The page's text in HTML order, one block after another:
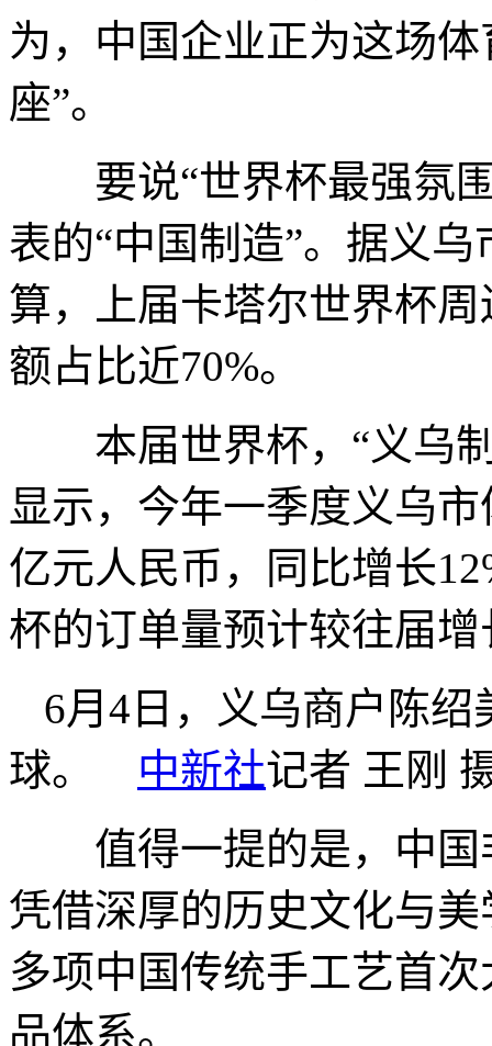
为，中国企业正为这场
座”。
要说“世界杯最强氛围
表的“中国制造”。据义
算，上届卡塔尔世界杯
额占比近70%。
本届世界杯，“义乌制
显示，今年一季度义乌
亿元人民币，同比增长
杯的订单量预计较往届增
6月4日，义乌商户陈
球。 中新社记者 王刚
值得一提的是，中国
凭借深厚的历史文化与
多项中国传统手工艺首
品体系。